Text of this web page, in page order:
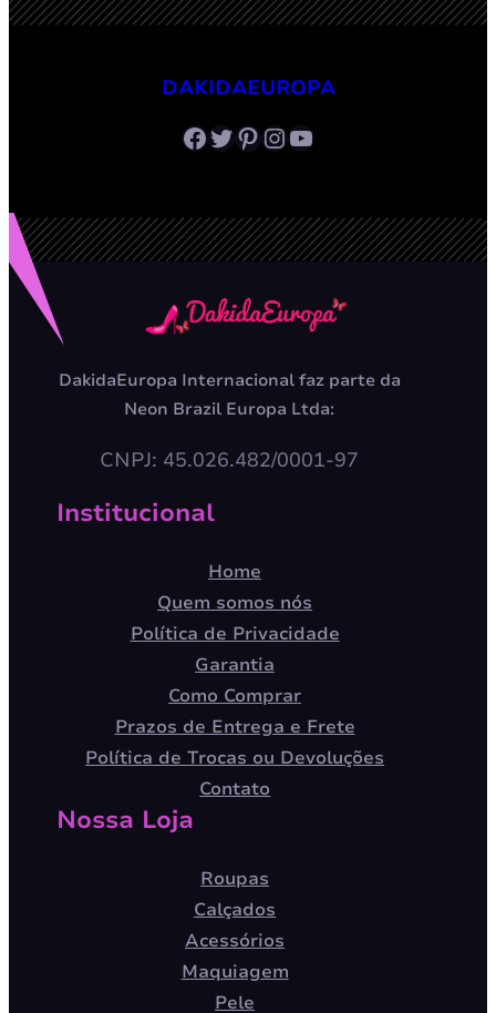
DAKIDAEUROPA
Facebook Twitter Pinterest InstagramYoutube
DakidaEuropa Internacional faz parte da
Neon Brazil Europa Ltda:
CNPJ: 45.026.482/0001-97
Institucional
Home
Quem somos nós
Política de Privacidade
Garantia
Como Comprar
Prazos de Entrega e Frete
Política de Trocas ou Devoluções
Contato
Nossa Loja
Roupas
Calçados
Acessórios
Maquiagem
Pele